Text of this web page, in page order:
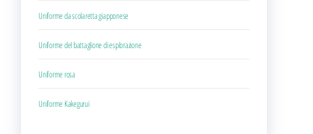
Uniforme da scolaretta giapponese
Uniforme del battaglione di esplorazione
Uniforme rosa
Uniforme Kakegurui